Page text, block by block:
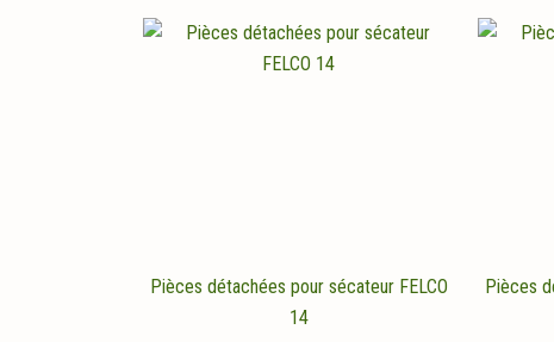
Pièces détachées pour sécateur FELCO
14
Pièces